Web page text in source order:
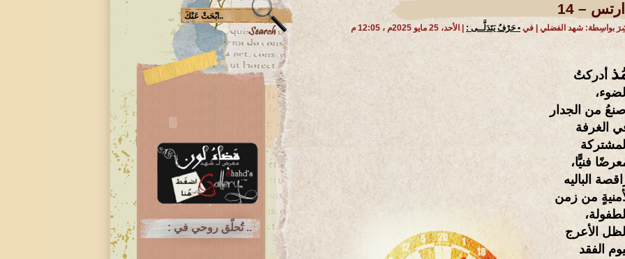
.. تُحلّق روحي في :
– 14
بواسِطة: شهد الفضلي | في • حَرْفٌ يَتَدَلَّــى : | الأحد، 25 مايو 2025م ، 12:05 م
أدركتُ
الضوء،
أصنعُ من الجدار
الغرفة
المشتركة
فنيًّا،
الباليه
من زمن
الطفولة،
الظل الأعرج
الفقد